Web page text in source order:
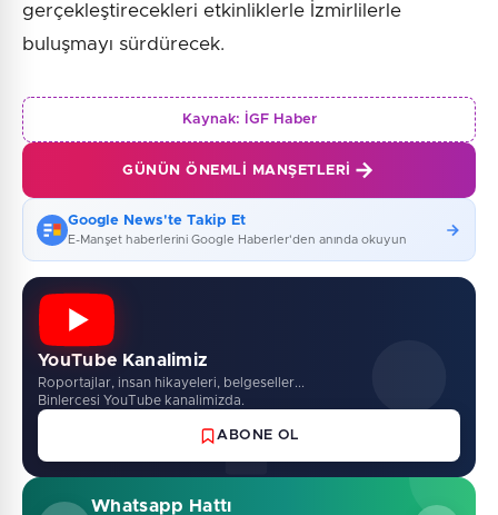
gerçekleştirecekleri etkinliklerle İzmirlilerle
buluşmayı sürdürecek.
Kaynak: İGF Haber
GÜNÜN ÖNEMLI MANŞETLERI
Google News'te Takip Et
E-Manşet haberlerini Google Haberler'den anında okuyun
YouTube Kanalimiz
Roportajlar, insan hikayeleri, belgeseller...
Binlercesi YouTube kanalimizda.
ABONE OL
Whatsapp Hattı